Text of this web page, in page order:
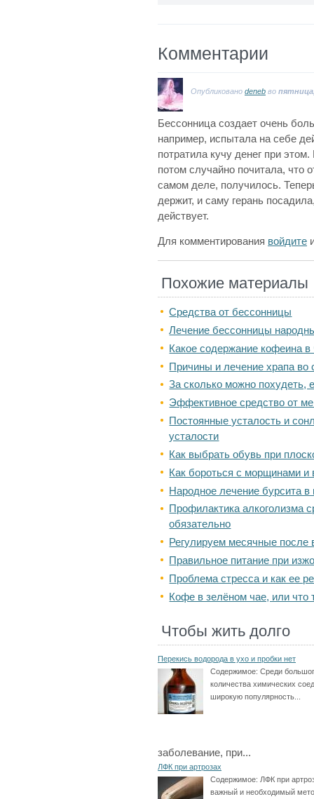
Комментарии
Опубликовано deneb во
Бессонница создает очень
например, испытала на себе
потратила кучу денег при
потом случайно почитала, что
самом деле, получилось.
держит, и саму герань
действует.
Для комментирования войдите
Похожие материалы
Средства от бессонницы
Лечение бессонницы
Какое содержание кофеина в
Причины и лечение храпа во
За сколько можно похудеть,
Эффективное средство от
Постоянные усталость и
усталости
Как выбрать обувь при
Как бороться с морщинами и
Народное лечение бурсита
Профилактика алкоголизма
обязательно
Регулируем месячные
Правильное питание при
Проблема стресса и как ее
Кофе в зелёном чае, или что
Чтобы жить долго
Перекись водорода в ухо и пробки нет
Содержимое: Среди
количества химических
широкую популярность...
заболевание, при...
ЛФК при артрозах
Содержимое: ЛФК при
важный и необходимый